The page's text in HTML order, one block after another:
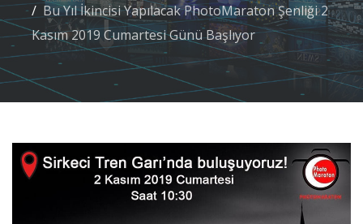
Bu Yıl İkincisi Yapılacak PhotoMaraton Şenliği 2
Kasım 2019 Cumartesi Günü Başlıyor